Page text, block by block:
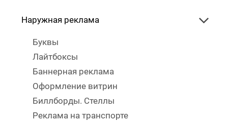
Наружная реклама
Буквы
Лайтбоксы
Баннерная реклама
Оформление витрин
Биллборды. Стеллы
Реклама на транспорте